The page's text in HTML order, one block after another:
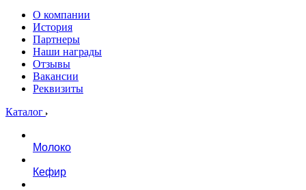
О компании
История
Партнеры
Наши награды
Отзывы
Вакансии
Реквизиты
Каталог
Молоко
Кефир